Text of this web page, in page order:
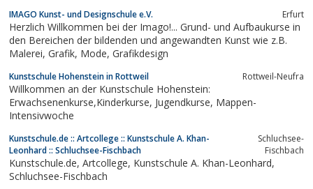
IMAGO Kunst- und Designschule e.V. Erfurt
Herzlich Willkommen bei der Imago!... Grund- und Aufbaukurse in
den Bereichen der bildenden und angewandten Kunst wie z.B.
Malerei, Grafik, Mode, Grafikdesign
Kunstschule Hohenstein in Rottweil Rottweil-Neufra
Willkommen an der Kunstschule Hohenstein:
Erwachsenenkurse,Kinderkurse, Jugendkurse, Mappen-
Intensivwoche
Kunstschule.de :: Artcollege :: Kunstschule A. Khan-
Leonhard :: Schluchsee-Fischbach
Schluchsee-
Fischbach
Kunstschule.de, Artcollege, Kunstschule A. Khan-Leonhard,
Schluchsee-Fischbach